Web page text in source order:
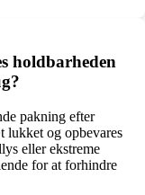
holdbarheden
pakning efter
lukket og opbevares
eller ekstreme
for at forhindre